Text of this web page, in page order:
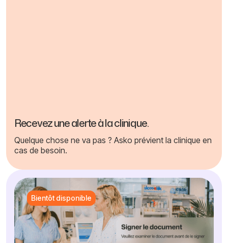
Recevez une alerte à la clinique.
Quelque chose ne va pas ? Asko prévient la clinique en
cas de besoin.
Bientôt disponible